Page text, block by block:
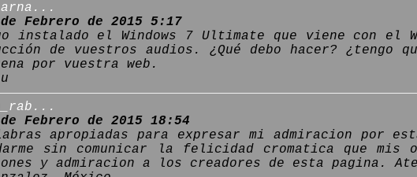
Febrero de 2015 5:17
instalado el Windows 7 Ultimate que viene con el
de vuestros audios. ¿Qué debo hacer? ¿tengo
por vuestra web.
Febrero de 2015 18:54
apropiadas para expresar mi admiracion por
sin comunicar la felicidad cromatica que
y admiracion a los creadores de esta pagina.